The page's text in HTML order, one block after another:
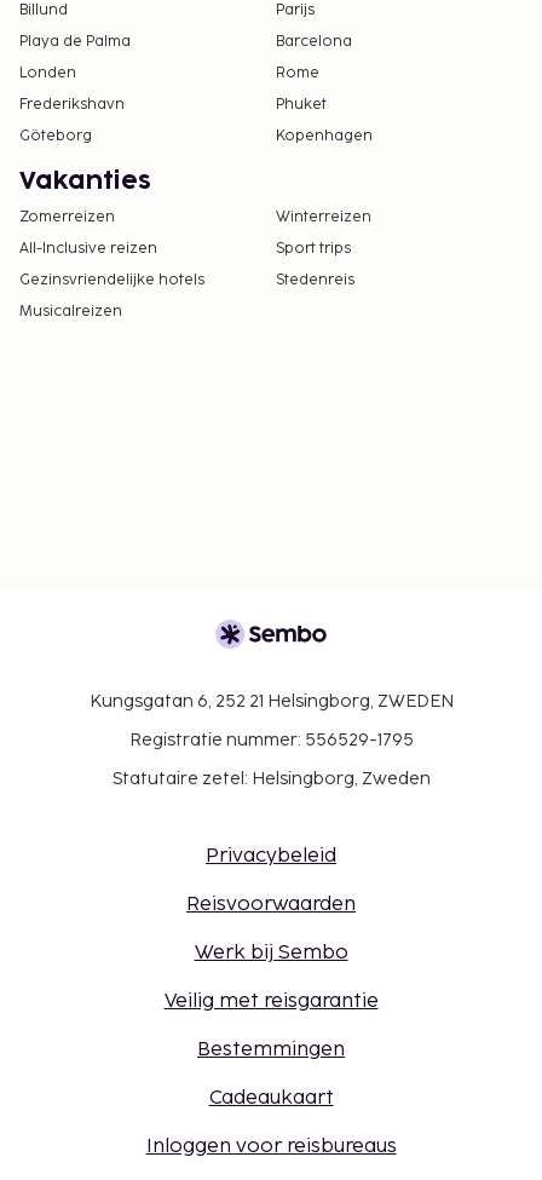
Billund
Parijs
Playa de Palma
Barcelona
Londen
Rome
Frederikshavn
Phuket
Göteborg
Kopenhagen
Vakanties
Zomerreizen
Winterreizen
All-Inclusive reizen
Sport trips
Gezinsvriendelijke hotels
Stedenreis
Musicalreizen
Kungsgatan 6, 252 21 Helsingborg, ZWEDEN
Registratie nummer: 556529-1795
Statutaire zetel: Helsingborg, Zweden
Privacybeleid
Reisvoorwaarden
Werk bij Sembo
Veilig met reisgarantie
Bestemmingen
Cadeaukaart
Inloggen voor reisbureaus